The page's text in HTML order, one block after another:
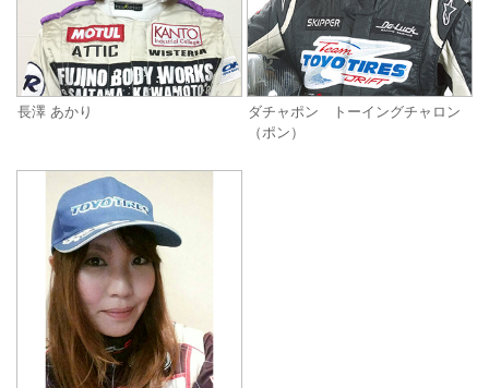
長澤 あかり
ダチャポン トーイングチャロン
（ポン）